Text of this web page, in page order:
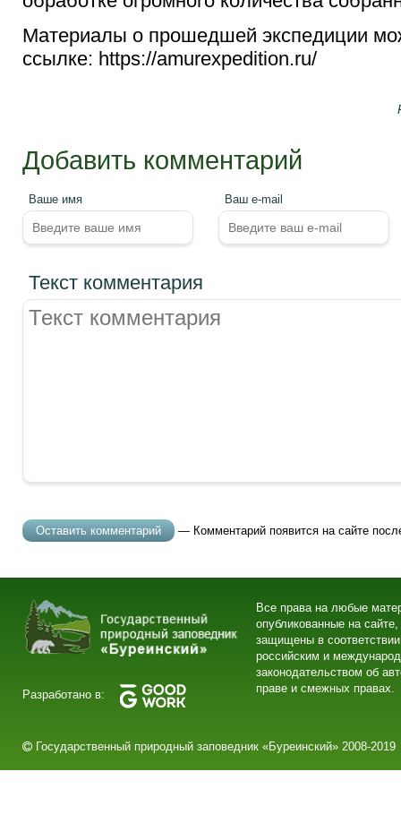
Материалы о прошедшей экспедиции
ссылке: https://amurexpedition.ru/
Добавить комментарий
Ваше имя Ваш e-mail
Текст комментария
— Комментарий появится на сайте
Разработано в:
Все права на любые
опубликованные на сайте,
защищены в
российским и
законодательством об
праве и смежных правах.
Государственный природный заповедник «Буреинский» 2008-2019